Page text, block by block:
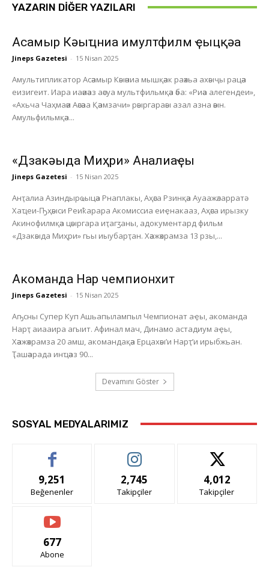
YAZARIN DIĞER YAZILARI
Асҭамыр Кәыҵниа имултфилм ҿыцқәа
Jineps Gazetesi - 15 Nisan 2025
Амультипликатор Асәамыр Кәыәниа мышқәак раәхьа ахәыҷы рацәа
еизигеит. Иара иаәиәаз аәсуа мультфильмқәа әба: «Риәа алегендеи»,
«Ахьча Чаҳмаәи Аәсәаа Қәамзачи» рәыргараәы азал азна әәын.
Амульфильмқәа...
«Дзакәыда Миҳри» Анҭалиаҿы
Jineps Gazetesi - 15 Nisan 2025
Анҭалиа Азиндырҩыцәа Рнаплакы, Аҳәса Рзинқәа Ауаажәларратә
Хаҵеи-Ҧҳәыси Реиҟарара Акомиссиа еиҿнакааз, Аҳәса ирызку
Акинофилмқәа цәыргара иҭагӡаны, адокументард фильм
«Дзакәыда Миҳри» гьы иыубарҭан. Хәажәкрамза 13 рзы,...
Акоманда Нарҭ чемпионхит
Jineps Gazetesi - 15 Nisan 2025
Аҧсны Супер Куп Ашьапылампыл Чемпионат аҿы, акоманда
Нарҭ аиааира агыит. Афинал мач, Динамо астадиум аҿы,
Хәажәкрамза 20 амш, акомандақәа Ерцахәы’и Нарҭ’и ирыбжьан.
Ҭашәарада инҵәаз 90...
Devamını Göster
SOSYAL MEDYALARIMIZ
9,251
Beğenenler
2,745
Takipçiler
4,012
Takipçiler
677
Abone